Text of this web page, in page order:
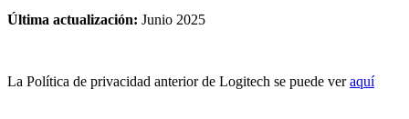
Última actualización: Junio 2025
La Política de privacidad anterior de Logitech se puede veraquí